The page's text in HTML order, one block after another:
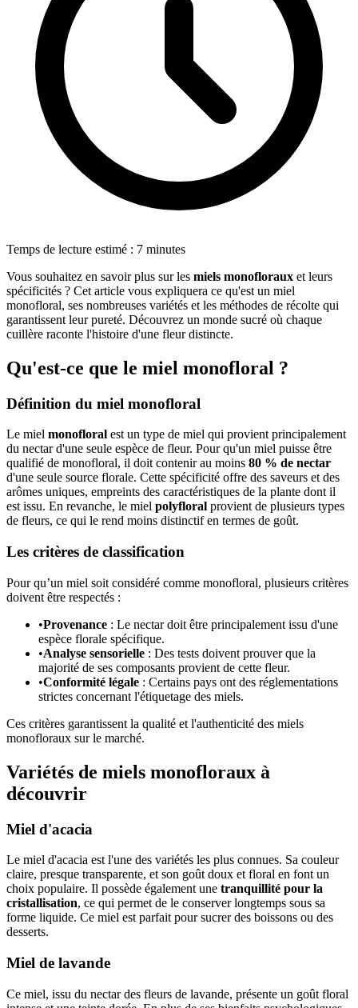
Temps de lecture estimé : 7 minutes
Vous souhaitez en savoir plus sur les miels monofloraux et leurs
spécificités ? Cet article vous expliquera ce qu'est un miel
monofloral, ses nombreuses variétés et les méthodes de récolte qui
garantissent leur pureté. Découvrez un monde sucré où chaque
cuillère raconte l'histoire d'une fleur distincte.
Qu'est-ce que le miel monofloral ?
Définition du miel monofloral
Le miel monofloral est un type de miel qui provient principalement
du nectar d'une seule espèce de fleur. Pour qu'un miel puisse être
qualifié de monofloral, il doit contenir au moins 80 % de nectar
d'une seule source florale. Cette spécificité offre des saveurs et des
arômes uniques, empreints des caractéristiques de la plante dont il
est issu. En revanche, le miel polyfloral provient de plusieurs types
de fleurs, ce qui le rend moins distinctif en termes de goût.
Les critères de classification
Pour qu’un miel soit considéré comme monofloral, plusieurs critères
doivent être respectés :
•Provenance : Le nectar doit être principalement issu d'une
espèce florale spécifique.
•Analyse sensorielle : Des tests doivent prouver que la
majorité de ses composants provient de cette fleur.
•Conformité légale : Certains pays ont des réglementations
strictes concernant l'étiquetage des miels.
Ces critères garantissent la qualité et l'authenticité des miels
monofloraux sur le marché.
Variétés de miels monofloraux à
découvrir
Miel d'acacia
Le miel d'acacia est l'une des variétés les plus connues. Sa couleur
claire, presque transparente, et son goût doux et floral en font un
choix populaire. Il possède également une tranquillité pour la
cristallisation, ce qui permet de le conserver longtemps sous sa
forme liquide. Ce miel est parfait pour sucrer des boissons ou des
desserts.
Miel de lavande
Ce miel, issu du nectar des fleurs de lavande, présente un goût floral